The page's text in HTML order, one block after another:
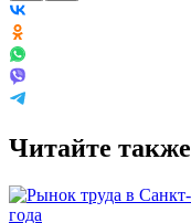
Читайте также